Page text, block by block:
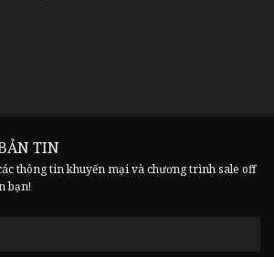
TIN
thông tin khuyến mại và chương trình sale off
bạn!